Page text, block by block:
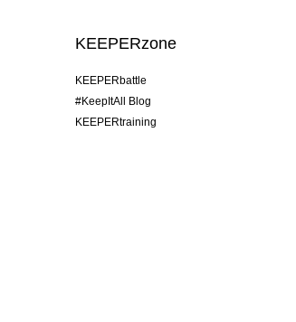
KEEPERzone
KEEPERbattle
#KeepItAll Blog
KEEPERtraining